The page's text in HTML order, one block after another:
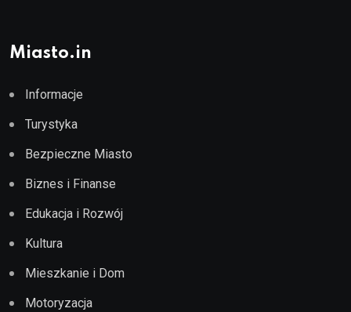
Miasto.in
Informacje
Turystyka
Bezpieczne Miasto
Biznes i Finanse
Edukacja i Rozwój
Kultura
Mieszkanie i Dom
Motoryzacja